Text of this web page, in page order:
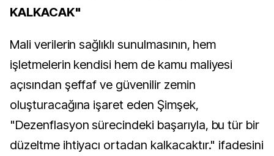
KALKACAK"
Mali verilerin sağlıklı sunulmasının, hem
işletmelerin kendisi hem de kamu maliyesi
açısından şeffaf ve güvenilir zemin
oluşturacağına işaret eden Şimşek,
"Dezenflasyon sürecindeki başarıyla, bu tür bir
düzeltme ihtiyacı ortadan kalkacaktır." ifadesini